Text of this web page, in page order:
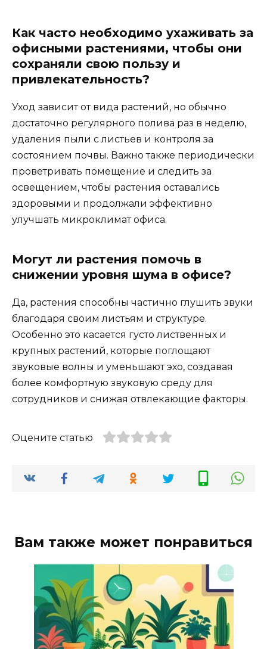
Как часто необходимо ухаживать за
офисными растениями, чтобы они
сохраняли свою пользу и
привлекательность?
Уход зависит от вида растений, но обычно
достаточно регулярного полива раз в неделю,
удаления пыли с листьев и контроля за
состоянием почвы. Важно также периодически
проветривать помещение и следить за
освещением, чтобы растения оставались
здоровыми и продолжали эффективно
улучшать микроклимат офиса.
Могут ли растения помочь в
снижении уровня шума в офисе?
Да, растения способны частично глушить звуки
благодаря своим листьям и структуре.
Особенно это касается густо лиственных и
крупных растений, которые поглощают
звуковые волны и уменьшают эхо, создавая
более комфортную звуковую среду для
сотрудников и снижая отвлекающие факторы.
Оцените статью
Вам также может понравиться